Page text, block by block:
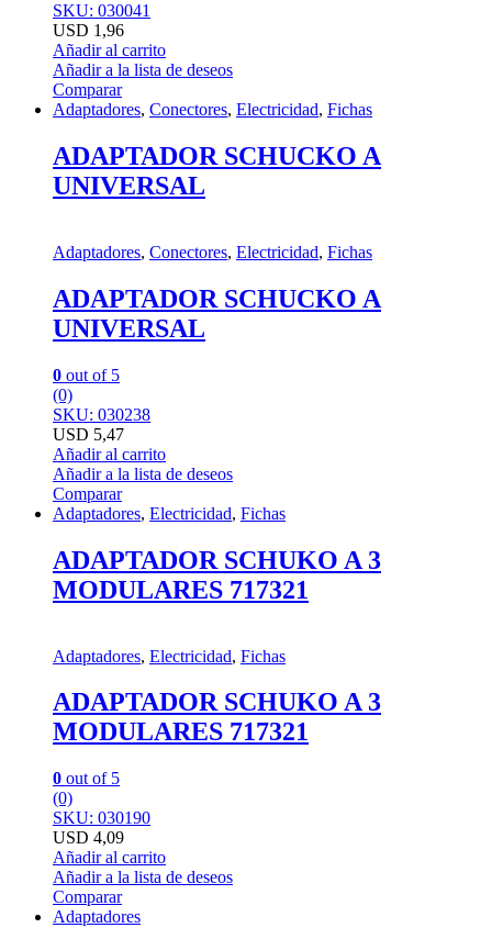
SKU: 030041
USD 1,96
Añadir al carrito
Añadir a la lista de deseos
Comparar
Adaptadores, Conectores, Electricidad, Fichas
ADAPTADOR SCHUCKO A
UNIVERSAL
Adaptadores, Conectores, Electricidad, Fichas
ADAPTADOR SCHUCKO A
UNIVERSAL
0 out of 5
(0)
SKU: 030238
USD 5,47
Añadir al carrito
Añadir a la lista de deseos
Comparar
Adaptadores, Electricidad, Fichas
ADAPTADOR SCHUKO A 3
MODULARES 717321
Adaptadores, Electricidad, Fichas
ADAPTADOR SCHUKO A 3
MODULARES 717321
0 out of 5
(0)
SKU: 030190
USD 4,09
Añadir al carrito
Añadir a la lista de deseos
Comparar
Adaptadores